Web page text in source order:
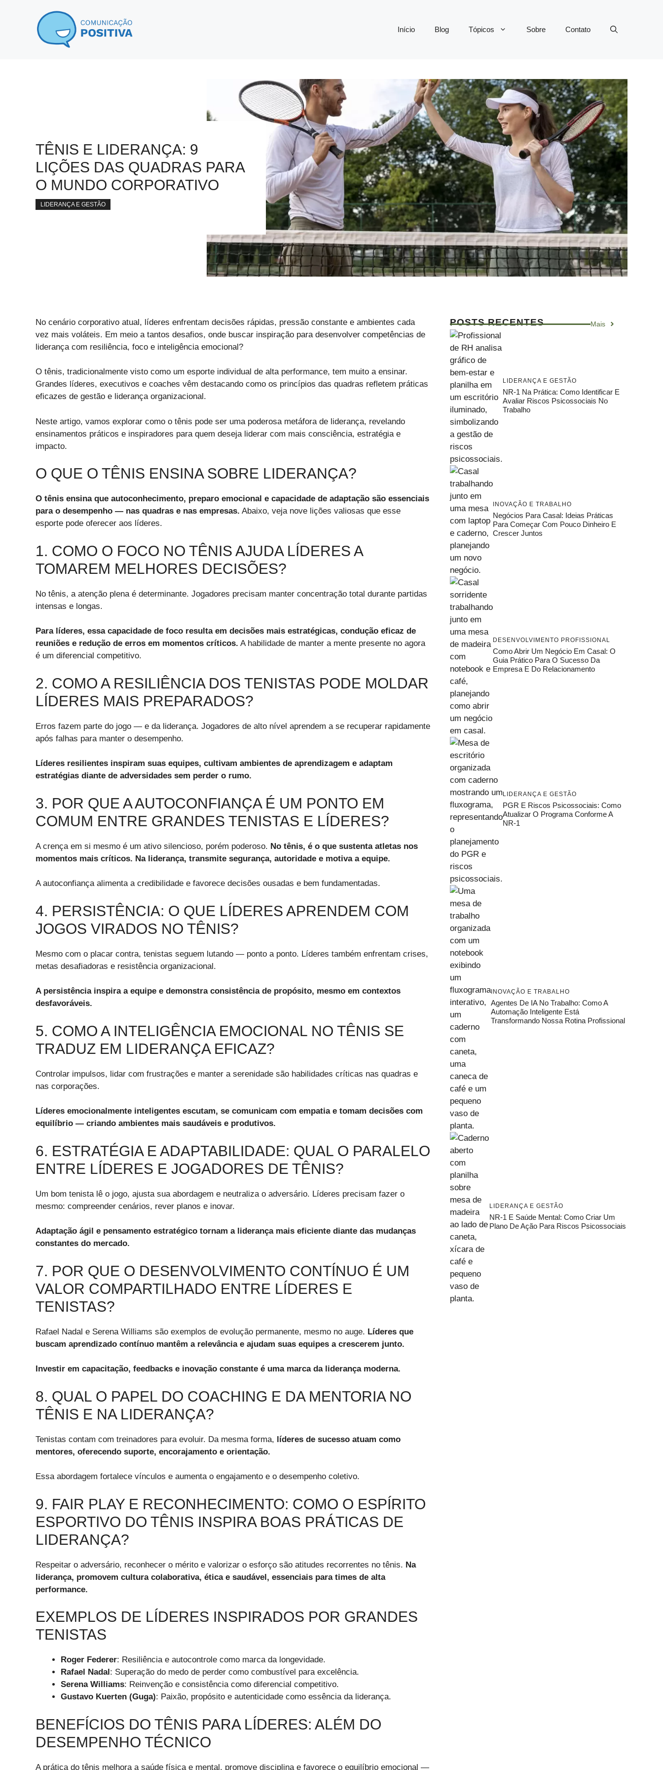
Início Blog Tópicos Sobre Contato
TÊNIS E LIDERANÇA: 9
LIÇÕES DAS QUADRAS PARA
O MUNDO CORPORATIVO
LIDERANÇA E GESTÃO
No cenário corporativo atual, líderes enfrentam decisões rápidas, pressão constante e ambientes cada
vez mais voláteis. Em meio a tantos desafios, onde buscar inspiração para desenvolver competências de
liderança com resiliência, foco e inteligência emocional?
O tênis, tradicionalmente visto como um esporte individual de alta performance, tem muito a ensinar.
Grandes líderes, executivos e coaches vêm destacando como os princípios das quadras refletem práticas
eficazes de gestão e liderança organizacional.
Neste artigo, vamos explorar como o tênis pode ser uma poderosa metáfora de liderança, revelando
ensinamentos práticos e inspiradores para quem deseja liderar com mais consciência, estratégia e
impacto.
O QUE O TÊNIS ENSINA SOBRE LIDERANÇA?
O tênis ensina que autoconhecimento, preparo emocional e capacidade de adaptação são essenciais
para o desempenho — nas quadras e nas empresas. Abaixo, veja nove lições valiosas que esse
esporte pode oferecer aos líderes.
1. COMO O FOCO NO TÊNIS AJUDA LÍDERES A
TOMAREM MELHORES DECISÕES?
No tênis, a atenção plena é determinante. Jogadores precisam manter concentração total durante partidas
intensas e longas.
Para líderes, essa capacidade de foco resulta em decisões mais estratégicas, condução eficaz de
reuniões e redução de erros em momentos críticos. A habilidade de manter a mente presente no agora
é um diferencial competitivo.
2. COMO A RESILIÊNCIA DOS TENISTAS PODE MOLDAR
LÍDERES MAIS PREPARADOS?
Erros fazem parte do jogo — e da liderança. Jogadores de alto nível aprendem a se recuperar rapidamente
após falhas para manter o desempenho.
Líderes resilientes inspiram suas equipes, cultivam ambientes de aprendizagem e adaptam
estratégias diante de adversidades sem perder o rumo.
3. POR QUE A AUTOCONFIANÇA É UM PONTO EM
COMUM ENTRE GRANDES TENISTAS E LÍDERES?
A crença em si mesmo é um ativo silencioso, porém poderoso. No tênis, é o que sustenta atletas nos
momentos mais críticos. Na liderança, transmite segurança, autoridade e motiva a equipe.
A autoconfiança alimenta a credibilidade e favorece decisões ousadas e bem fundamentadas.
4. PERSISTÊNCIA: O QUE LÍDERES APRENDEM COM
JOGOS VIRADOS NO TÊNIS?
Mesmo com o placar contra, tenistas seguem lutando — ponto a ponto. Líderes também enfrentam crises,
metas desafiadoras e resistência organizacional.
A persistência inspira a equipe e demonstra consistência de propósito, mesmo em contextos
desfavoráveis.
5. COMO A INTELIGÊNCIA EMOCIONAL NO TÊNIS SE
TRADUZ EM LIDERANÇA EFICAZ?
Controlar impulsos, lidar com frustrações e manter a serenidade são habilidades críticas nas quadras e
nas corporações.
Líderes emocionalmente inteligentes escutam, se comunicam com empatia e tomam decisões com
equilíbrio — criando ambientes mais saudáveis e produtivos.
6. ESTRATÉGIA E ADAPTABILIDADE: QUAL O PARALELO
ENTRE LÍDERES E JOGADORES DE TÊNIS?
Um bom tenista lê o jogo, ajusta sua abordagem e neutraliza o adversário. Líderes precisam fazer o
mesmo: compreender cenários, rever planos e inovar.
Adaptação ágil e pensamento estratégico tornam a liderança mais eficiente diante das mudanças
constantes do mercado.
7. POR QUE O DESENVOLVIMENTO CONTÍNUO É UM
VALOR COMPARTILHADO ENTRE LÍDERES E
TENISTAS?
Rafael Nadal e Serena Williams são exemplos de evolução permanente, mesmo no auge. Líderes que
buscam aprendizado contínuo mantêm a relevância e ajudam suas equipes a crescerem junto.
Investir em capacitação, feedbacks e inovação constante é uma marca da liderança moderna.
8. QUAL O PAPEL DO COACHING E DA MENTORIA NO
TÊNIS E NA LIDERANÇA?
Tenistas contam com treinadores para evoluir. Da mesma forma, líderes de sucesso atuam como
mentores, oferecendo suporte, encorajamento e orientação.
Essa abordagem fortalece vínculos e aumenta o engajamento e o desempenho coletivo.
9. FAIR PLAY E RECONHECIMENTO: COMO O ESPÍRITO
ESPORTIVO DO TÊNIS INSPIRA BOAS PRÁTICAS DE
LIDERANÇA?
Respeitar o adversário, reconhecer o mérito e valorizar o esforço são atitudes recorrentes no tênis. Na
liderança, promovem cultura colaborativa, ética e saudável, essenciais para times de alta
performance.
EXEMPLOS DE LÍDERES INSPIRADOS POR GRANDES
TENISTAS
Roger Federer: Resiliência e autocontrole como marca da longevidade.
Rafael Nadal : Superação do medo de perder como combustível para excelência.
Serena Williams: Reinvenção e consistência como diferencial competitivo.
Gustavo Kuerten (Guga): Paixão, propósito e autenticidade como essência da liderança.
BENEFÍCIOS DO TÊNIS PARA LÍDERES: ALÉM DO
DESEMPENHO TÉCNICO
A prática do tênis melhora a saúde física e mental, promove disciplina e favorece o equilíbrio emocional —
POSTS RECENTES Mais
LIDERANÇA E GESTÃO
NR-1 Na Prática: Como Identificar E
Avaliar Riscos Psicossociais No
Trabalho
INOVAÇÃO E TRABALHO
Negócios Para Casal: Ideias Práticas
Para Começar Com Pouco Dinheiro E
Crescer Juntos
DESENVOLVIMENTO PROFISSIONAL
Como Abrir Um Negócio Em Casal: O
Guia Prático Para O Sucesso Da
Empresa E Do Relacionamento
LIDERANÇA E GESTÃO
PGR E Riscos Psicossociais: Como
Atualizar O Programa Conforme A
NR-1
INOVAÇÃO E TRABALHO
Agentes De IA No Trabalho: Como A
Automação Inteligente Está
Transformando Nossa Rotina Profissional
LIDERANÇA E GESTÃO
NR-1 E Saúde Mental: Como Criar Um
Plano De Ação Para Riscos Psicossociais